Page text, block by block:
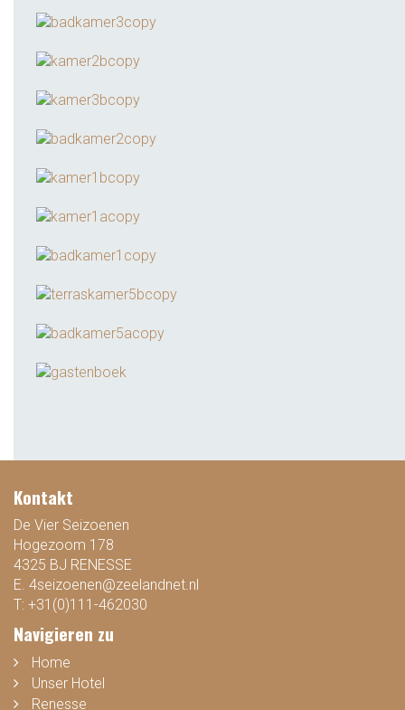
Kontakt
De Vier Seizoenen
Hogezoom 178
4325 BJ RENESSE
E. 4seizoenen@zeelandnet.nl
T: +31(0)111-462030
Navigieren zu
Home
Unser Hotel
Renesse